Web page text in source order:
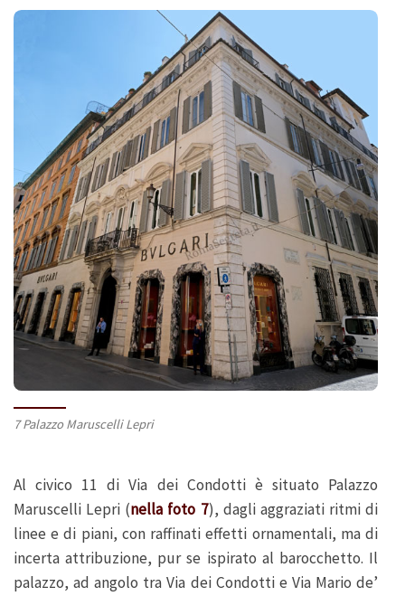
7 Palazzo Maruscelli Lepri
Al civico 11 di Via dei Condotti è situato Palazzo
Maruscelli Lepri (nella foto 7), dagli aggraziati ritmi di
linee e di piani, con raffinati effetti ornamentali, ma di
incerta attribuzione, pur se ispirato al barocchetto. Il
palazzo, ad angolo tra Via dei Condotti e Via Mario de’